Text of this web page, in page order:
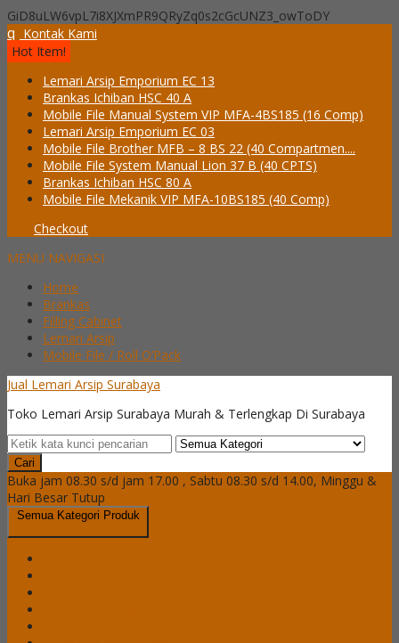
GiD8uLW6vpL7i8XJXmPR9QRyZq0s2cGcUNZ3_owToDY
q Kontak Kami
Hot Item!
Lemari Arsip Emporium EC 13
Brankas Ichiban HSC 40 A
Mobile File Manual System VIP MFA-4BS185 (16 Comp)
Lemari Arsip Emporium EC 03
Mobile File Brother MFB – 8 BS 22 (40 Compartmen....
Mobile File System Manual Lion 37 B (40 CPTS)
Brankas Ichiban HSC 80 A
Mobile File Mekanik VIP MFA-10BS185 (40 Comp)
Checkout
MENU NAVIGASI
Home
Brankas
Filling Cabinet
Lemari Arsip
Mobile File / Roll O’Pack
Jual Lemari Arsip Surabaya
Toko Lemari Arsip Surabaya Murah & Terlengkap Di Surabaya
Cari
Buka jam 08.30 s/d jam 17.00 , Sabtu 08.30 s/d 14.00, Minggu &
Hari Besar Tutup
Semua Kategori Produk